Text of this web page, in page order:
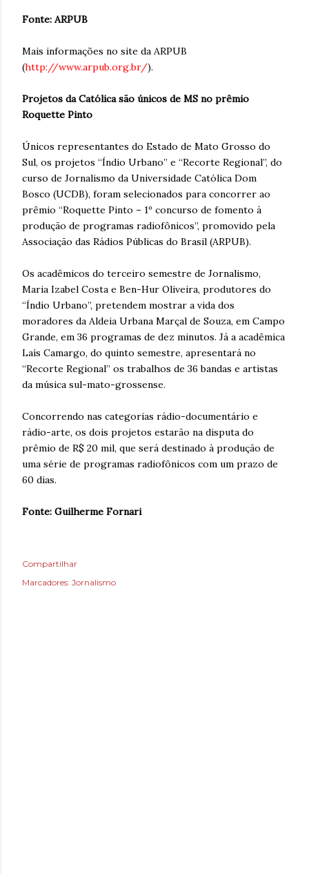
Fonte: ARPUB
Mais informações no site da ARPUB
(http://www.arpub.org.br/).
Projetos da Católica são únicos de MS no prêmio
Roquette Pinto
Únicos representantes do Estado de Mato Grosso do
Sul, os projetos “Índio Urbano” e “Recorte Regional”, do
curso de Jornalismo da Universidade Católica Dom
Bosco (UCDB), foram selecionados para concorrer ao
prêmio “Roquette Pinto – 1º concurso de fomento à
produção de programas radiofônicos”, promovido pela
Associação das Rádios Públicas do Brasil (ARPUB).
Os acadêmicos do terceiro semestre de Jornalismo,
Maria Izabel Costa e Ben-Hur Oliveira, produtores do
“Índio Urbano”, pretendem mostrar a vida dos
moradores da Aldeia Urbana Marçal de Souza, em Campo
Grande, em 36 programas de dez minutos. Já a acadêmica
Laís Camargo, do quinto semestre, apresentará no
“Recorte Regional” os trabalhos de 36 bandas e artistas
da música sul-mato-grossense.
Concorrendo nas categorias rádio-documentário e
rádio-arte, os dois projetos estarão na disputa do
prêmio de R$ 20 mil, que será destinado à produção de
uma série de programas radiofônicos com um prazo de
60 dias.
Fonte: Guilherme Fornari
Compartilhar
Marcadores: Jornalismo